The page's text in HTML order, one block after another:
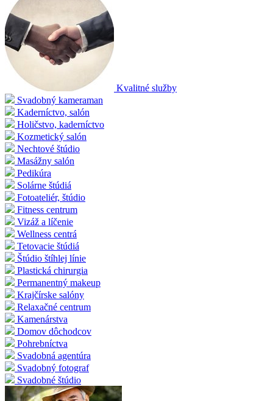
Kvalitné služby
Svadobný kameraman
Kaderníctvo, salón
Holičstvo, kaderníctvo
Kozmetický salón
Nechtové štúdio
Masážny salón
Pedikúra
Solárne štúdiá
Fotoateliér, štúdio
Fitness centrum
Vizáž a líčenie
Wellness centrá
Tetovacie štúdiá
Štúdio štíhlej línie
Plastická chirurgia
Permanentný makeup
Krajčírske salóny
Relaxačné centrum
Kamenárstva
Domov dôchodcov
Pohrebníctva
Svadobná agentúra
Svadobný fotograf
Svadobné štúdio